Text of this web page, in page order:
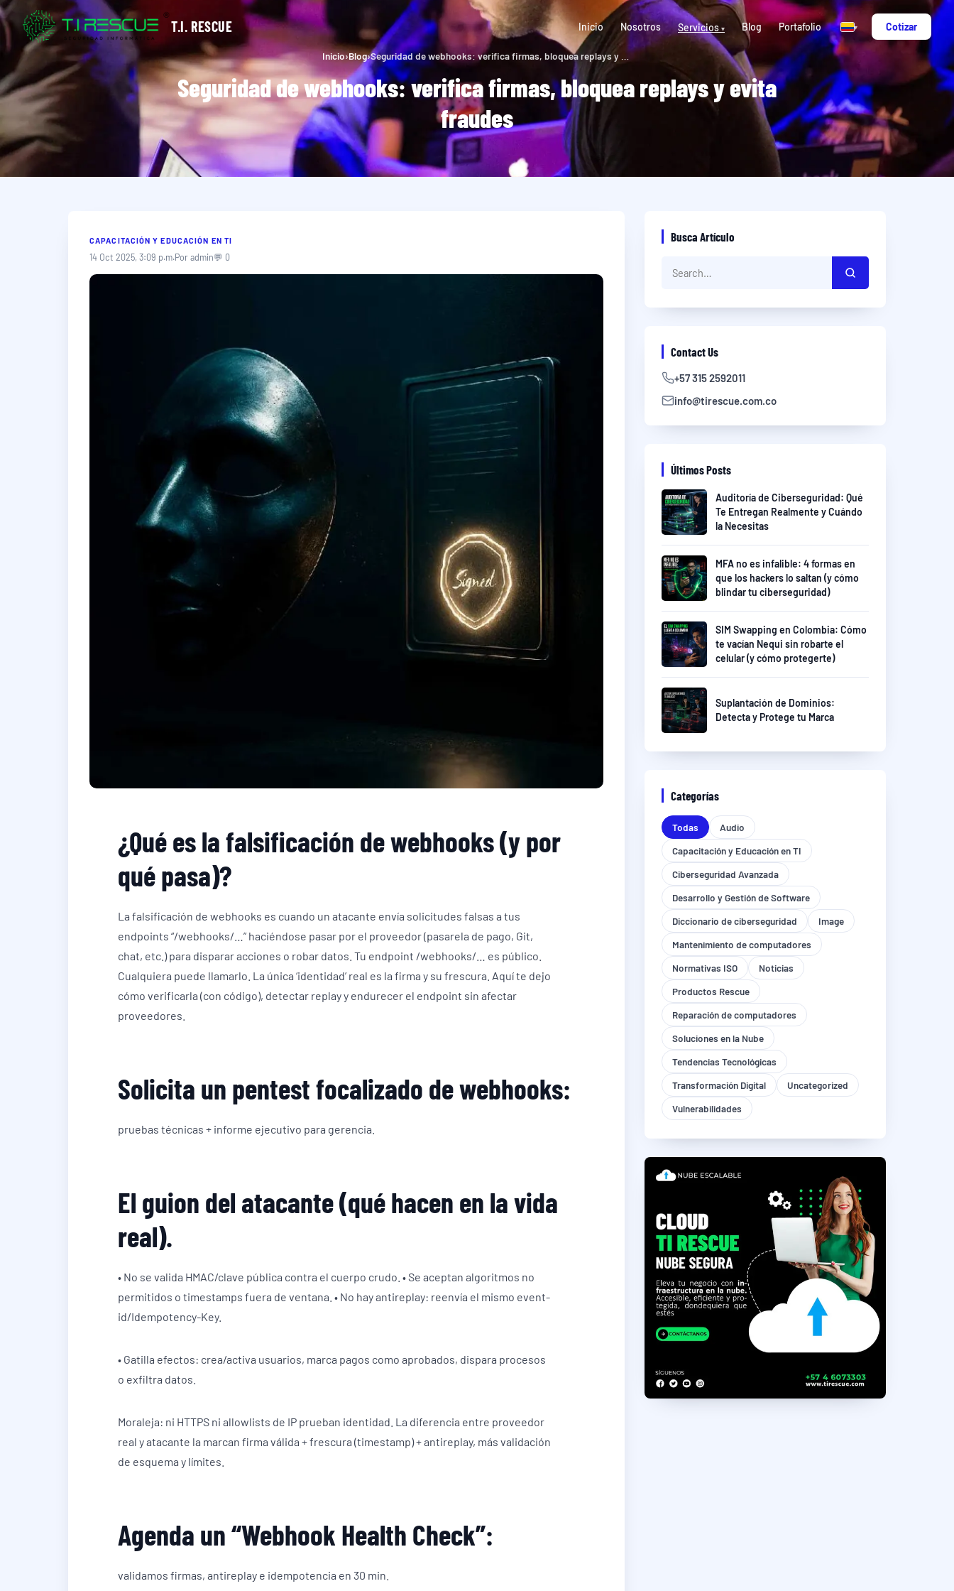
T.I. RESCUE Inicio Nosotros Servicios ▾ Blog Portafolio ▾ Cotizar
Inicio›Blog› Seguridad de webhooks: verifica firmas, bloquea replays y evita fraudes
Seguridad de webhooks: verifica firmas, bloquea replays y evita
fraudes
CAPACITACIÓN Y EDUCACIÓN EN TI
14 Oct 2025, 3:09 p.m.Por admin💬 0
¿Qué es la falsificación de webhooks (y por
qué pasa)?
La falsificación de webhooks es cuando un atacante envía solicitudes falsas a tus
endpoints “/webhooks/…” haciéndose pasar por el proveedor (pasarela de pago, Git,
chat, etc.) para disparar acciones o robar datos. Tu endpoint /webhooks/… es público.
Cualquiera puede llamarlo. La única ‘identidad’ real es la firma y su frescura. Aquí te dejo
cómo verificarla (con código), detectar replay y endurecer el endpoint sin afectar
proveedores.
Solicita un pentest focalizado de webhooks:
pruebas técnicas + informe ejecutivo para gerencia.
El guion del atacante (qué hacen en la vida
real).
• No se valida HMAC/clave pública contra el cuerpo crudo. • Se aceptan algoritmos no
permitidos o timestamps fuera de ventana. • No hay antireplay: reenvía el mismo event-
id/Idempotency-Key.
• Gatilla efectos: crea/activa usuarios, marca pagos como aprobados, dispara procesos
o exfiltra datos.
Moraleja: ni HTTPS ni allowlists de IP prueban identidad. La diferencia entre proveedor
real y atacante la marcan firma válida + frescura (timestamp) + antireplay, más validación
de esquema y límites.
Agenda un “Webhook Health Check”:
validamos firmas, antireplay e idempotencia en 30 min.
Busca Artículo
Contact Us
+57 315 2592011
info@tirescue.com.co
Últimos Posts
Auditoría de Ciberseguridad: Qué
Te Entregan Realmente y Cuándo
la Necesitas
MFA no es infalible: 4 formas en
que los hackers lo saltan (y cómo
blindar tu ciberseguridad)
SIM Swapping en Colombia: Cómo
te vacían Nequi sin robarte el
celular (y cómo protegerte)
Suplantación de Dominios:
Detecta y Protege tu Marca
Categorías
Todas
Audio
Capacitación y Educación en TI
Ciberseguridad Avanzada
Desarrollo y Gestión de Software
Diccionario de ciberseguridad
Image
Mantenimiento de computadores
Normativas ISO
Noticias
Productos Rescue
Reparación de computadores
Soluciones en la Nube
Tendencias Tecnológicas
Transformación Digital
Uncategorized
Vulnerabilidades